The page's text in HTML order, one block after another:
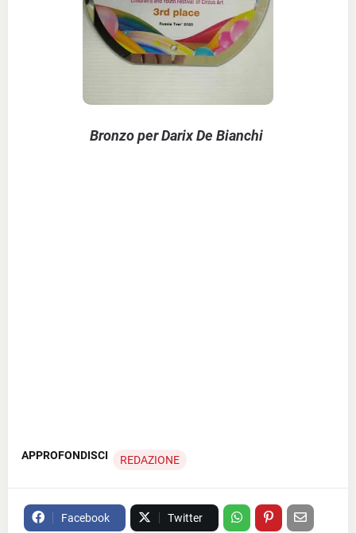
Bronzo per Darix De Bianchi
APPROFONDISCI REDAZIONE
Facebook Twitter